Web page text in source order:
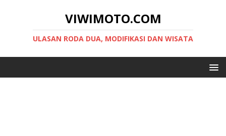
VIWIMOTO.COM
ULASAN RODA DUA, MODIFIKASI DAN WISATA